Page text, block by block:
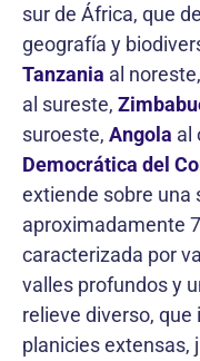
sur de África, que
geografía y
Tanzania al noreste,
al sureste,
suroeste, Angola al
Democrática del
extiende sobre una
aproximadamente
caracterizada por
valles profundos y
relieve diverso,
planicies extensas,